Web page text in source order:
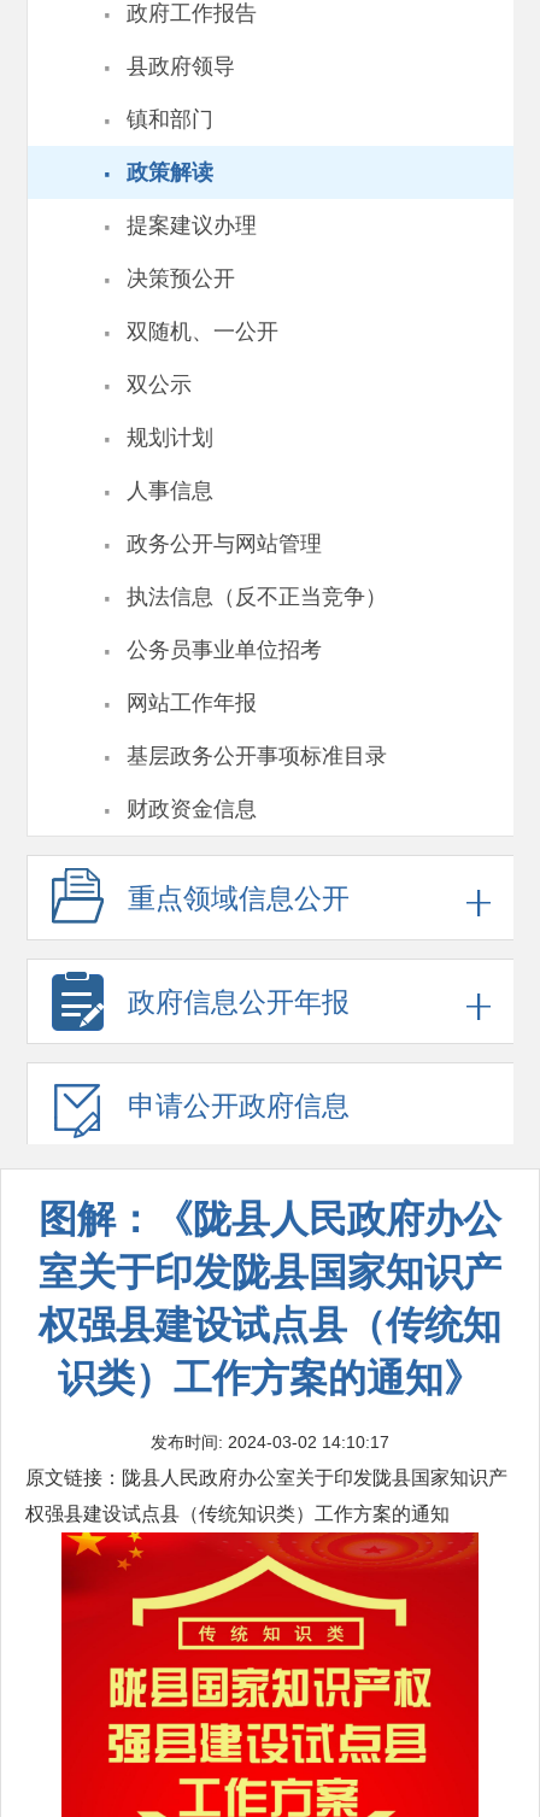
· 政府工作报告
· 县政府领导
· 镇和部门
· 政策解读
· 提案建议办理
· 决策预公开
· 双随机、一公开
· 双公示
· 规划计划
· 人事信息
· 政务公开与网站管理
· 执法信息（反不正当竞争）
· 公务员事业单位招考
· 网站工作年报
· 基层政务公开事项标准目录
· 财政资金信息
重点领域信息公开
政府信息公开年报
申请公开政府信息
图解：《陇县人民政府办公
室关于印发陇县国家知识产
权强县建设试点县（传统知
识类）工作方案的通知》
发布时间: 2024-03-02 14:10:17
原文链接： 陇县人民政府办公室关于印发陇县国家知识产
权强县建设试点县（传统知识类）工作方案的通知